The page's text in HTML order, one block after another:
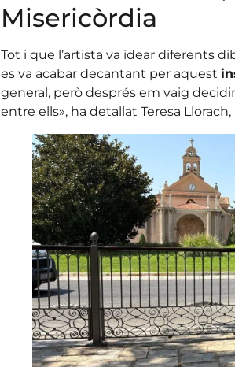
Misericòrdia
Tot i que l’artista va idear diferents
es va acabar decantant per aquest
general, però després em vaig
entre ells», ha detallat Teresa